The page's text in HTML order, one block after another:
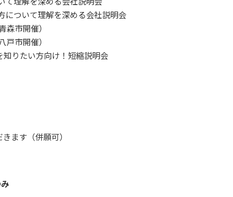
について理解を深める会社説明会
森市開催）
戸市開催）
知りたい方向け！短縮説明会
ます（併願可）